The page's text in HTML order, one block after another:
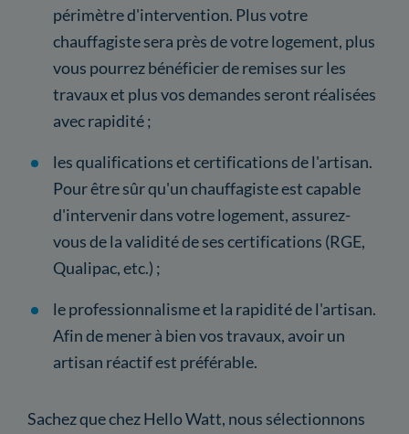
périmètre d'intervention. Plus votre
chauffagiste sera près de votre logement, plus
vous pourrez bénéficier de remises sur les
travaux et plus vos demandes seront réalisées
avec rapidité ;
les qualifications et certifications de l'artisan.
Pour être sûr qu'un chauffagiste est capable
d'intervenir dans votre logement, assurez-
vous de la validité de ses certifications (RGE,
Qualipac, etc.) ;
le professionnalisme et la rapidité de l'artisan.
Afin de mener à bien vos travaux, avoir un
artisan réactif est préférable.
Sachez que chez Hello Watt, nous sélectionnons